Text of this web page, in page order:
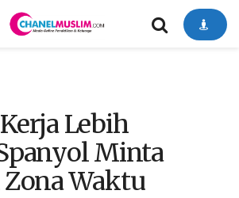
Lebih
Minta
Waktu